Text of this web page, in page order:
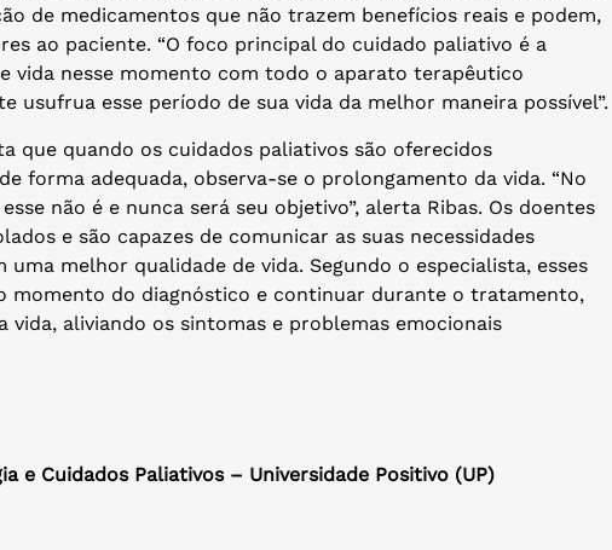
de medicamentos que não trazem benefícios reais e podem,
ao paciente. “O foco principal do cuidado paliativo é a
vida nesse momento com todo o aparato terapêutico
usufrua esse período de sua vida da melhor maneira possível”.
que quando os cuidados paliativos são oferecidos
forma adequada, observa-se o prolongamento da vida. “No
não é e nunca será seu objetivo”, alerta Ribas. Os doentes
e são capazes de comunicar as suas necessidades
melhor qualidade de vida. Segundo o especialista, esses
momento do diagnóstico e continuar durante o tratamento,
aliviando os sintomas e problemas emocionais
e Cuidados Paliativos – Universidade Positivo (UP)